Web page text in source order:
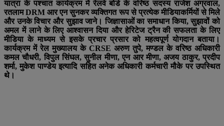
यात्रा के पश्चात कार्यक्रम में रेलवे बोर्ड के वरिष्ठ सदस्य राजेश अग्रवाल,
रतलाम DRM आर एन सुनकर व्यक्तिगत रूप से प्रत्येक मीडियाकर्मियों से मिले
और उनके विचार और सुझाव जाने। जिज्ञासाओं का समाधान किया, सुझावों को
अमल में लाने के लिए आश्वासन दिया और हेरिटेज ट्रैन की सफलता के लिए
मीडिया के माध्यम से इसके प्रचार प्रसार को महत्वपूर्ण योगदान बताया।
कार्यक्रम में रेल मुख्यालय के CRSE अरुण तुपे, मण्डल के वरिष्ठ अधिकारी
कमल चौधरी, विपुल सिंघल, सुनील मीणा, एन आर मीणा, अजय ठाकुर, प्रदीप
शर्मा, मुकेश पाण्डेय इत्यादि सहित अनेक अधिकारी कर्मचारी मौके पर उपस्थित
थे।